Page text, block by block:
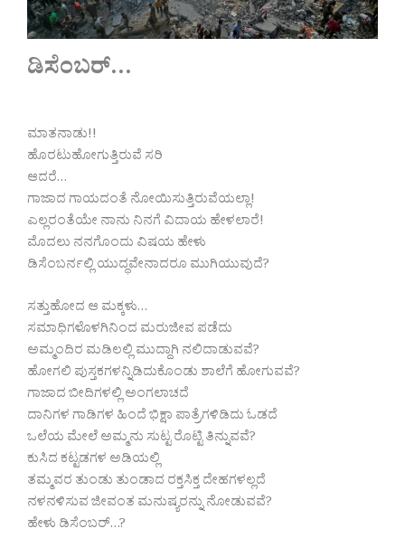
ಡಿಸೆಂಬರ್…
ಮಾತನಾಡು!!
ಹೊರಟುಹೋಗುತ್ತಿರುವೆ ಸರಿ
ಆದರೆ…
ಗಾಜಾದ ಗಾಯದಂತೆ ನೋಯಿಸುತ್ತಿರುವೆಯಲ್ಲಾ!
ಎಲ್ಲರಂತೆಯೇ ನಾನು ನಿನಗೆ ವಿದಾಯ ಹೇಳಲಾರೆ!
ಮೊದಲು ನನಗೊಂದು ವಿಷಯ ಹೇಳು
ಡಿಸೆಂಬರ್ನಲ್ಲಿ ಯುದ್ಧವೇನಾದರೂ ಮುಗಿಯುವುದೆ?
ಸತ್ತುಹೋದ ಆ ಮಕ್ಕಳು…
ಸಮಾಧಿಗಳೊಳಗಿನಿಂದ ಮರುಜೀವ ಪಡೆದು
ಅಮ್ಮಂದಿರ ಮಡಿಲಲ್ಲಿ ಮುದ್ದಾಗಿ ನಲಿದಾಡುವವೆ?
ಹೋಗಲಿ ಪುಸ್ತಕಗಳನ್ನಿಡಿದುಕೊಂಡು ಶಾಲೆಗೆ ಹೋಗುವವೆ?
ಗಾಜಾದ ಬೀದಿಗಳಲ್ಲಿ ಅಂಗಲಾಚದೆ
ದಾನಿಗಳ ಗಾಡಿಗಳ ಹಿಂದೆ ಭಿಕ್ಷಾ ಪಾತ್ರೆಗಳಿಡಿದು ಓಡದೆ
ಒಲೆಯ ಮೇಲೆ ಅಮ್ಮನು ಸುಟ್ಟ ರೊಟ್ಟಿ ತಿನ್ನುವವೆ?
ಕುಸಿದ ಕಟ್ಟಡಗಳ ಅಡಿಯಲ್ಲಿ
ತಮ್ಮವರ ತುಂಡು ತುಂಡಾದ ರಕ್ತಸಿಕ್ತ ದೇಹಗಳಲ್ಲದೆ
ನಳನಳಿಸುವ ಜೀವಂತ ಮನುಷ್ಯರನ್ನು ನೋಡುವವೆ?
ಹೇಳು ಡಿಸೆಂಬರ್…?